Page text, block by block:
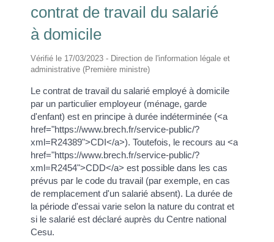
contrat de travail du salarié
à domicile
Vérifié le 17/03/2023 - Direction de l'information légale et
administrative (Première ministre)
Le contrat de travail du salarié employé à domicile
par un particulier employeur (ménage, garde
d'enfant) est en principe à durée indéterminée (<a
href="https://www.brech.fr/service-public/?
xml=R24389">CDI</a>). Toutefois, le recours au <a
href="https://www.brech.fr/service-public/?
xml=R2454">CDD</a> est possible dans les cas
prévus par le code du travail (par exemple, en cas
de remplacement d'un salarié absent). La durée de
la période d'essai varie selon la nature du contrat et
si le salarié est déclaré auprès du Centre national
Cesu.